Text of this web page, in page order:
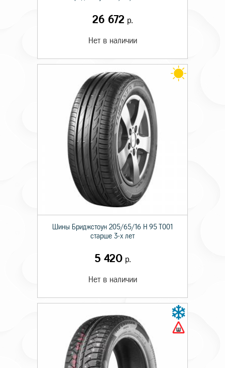
26 672 р.
Нет в наличии
Шины Бриджстоун 205/65/16 H 95 T001
старше 3-х лет
5 420р.
Нет в наличии